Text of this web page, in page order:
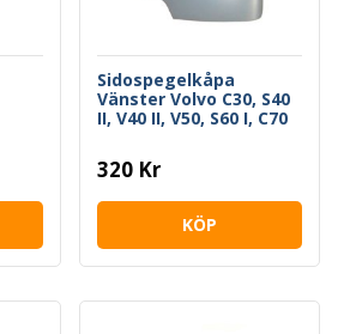
Sidospegelkåpa
Vänster Volvo C30, S40
II, V40 II, V50, S60 I, C70
320 Kr
KÖP